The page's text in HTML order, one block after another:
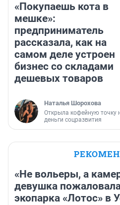
«Покупаешь кота в
мешке»:
предприниматель
рассказала, как на
самом деле устроен
бизнес со складами
дешевых товаров
Наталья Шорохова
Открыла кофейную точку
деньги соцразвития
«Не вольеры, а
девушка
экопарка «Лотос» в